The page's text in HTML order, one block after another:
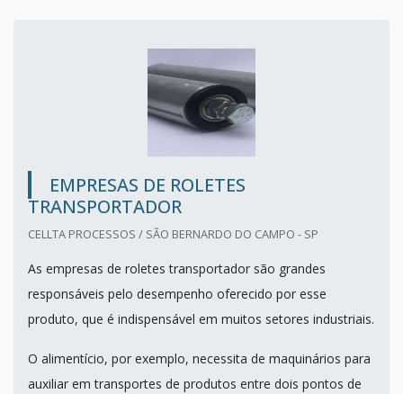
EMPRESAS DE ROLETES
TRANSPORTADOR
CELLTA PROCESSOS / SÃO BERNARDO DO CAMPO - SP
As empresas de roletes transportador são grandes
responsáveis pelo desempenho oferecido por esse
produto, que é indispensável em muitos setores industriais.
O alimentício, por exemplo, necessita de maquinários para
auxiliar em transportes de produtos entre dois pontos de